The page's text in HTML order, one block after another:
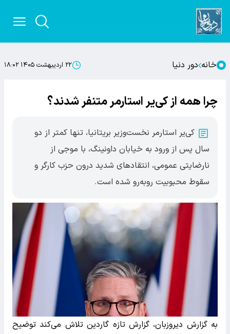
خانه دور دنیا ۲۲ اردیبهشت ۱۴۰۵ ۱۸:۰۲
چرا همه از کی‌یر استارمر متنفر شدند؟
کی‌یر استارمر نخست‌وزیر بریتانیا، تنها کمتر از دو
سال پس از ورود به خیابان داونینگ، با موجی از
نارضایتی عمومی، انتقادهای شدید درون حزب کارگر و
سقوط محبوبیت روبه‌رو شده است.
به گزارش دیروزبان، گزارش تازه گاردین تلاش می‌کند توضیح